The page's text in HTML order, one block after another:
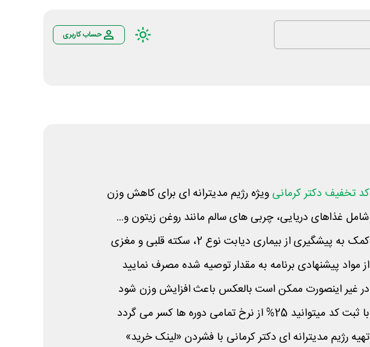
حساب کاربری
کد تخفیف دکتر کرمانی ویژه رژیم مدیترانه ای برای کاهش وزن
شامل غذاهای دریایی، چربی های سالم مانند روغن زیتون و...
کمک به پیشگیری از بیماری دیابت نوع 2، سکته قلبی و مغزی
از مواد پیشنهادی برنامه به مقدار توصیه شده مصرف نمایید
در غیر اینصورت ممکن است بالعکس باعث افزایش وزن شود
با ثبت کد میتوانید 25% از نرخ تمامی دوره ها کسر می گردد
تهیه رژیم مدیترانه ای دکتر کرمانی با فشردن «لینک خرید»